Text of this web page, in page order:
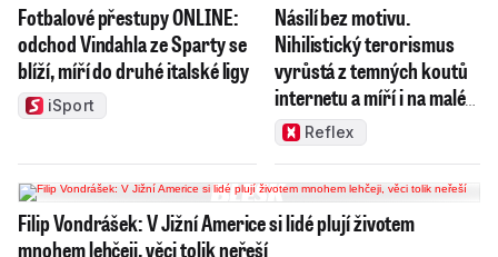
Fotbalové přestupy ONLINE:
odchod Vindahla ze Sparty se
blíží, míří do druhé italské ligy
iSport
Násilí bez motivu.
Nihilistický terorismus
vyrůstá z temných koutů
internetu a míří i na malé
dětiReflex
Filip Vondrášek: V Jižní Americe si lidé plují životem
mnohem lehčeji, věci tolik neřeší